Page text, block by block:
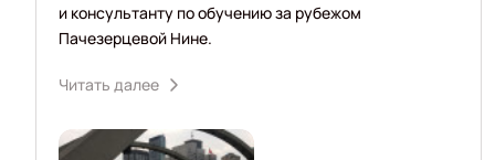
и консультанту по обучению за рубежом
Пачезерцевой Нине.
Читать далее